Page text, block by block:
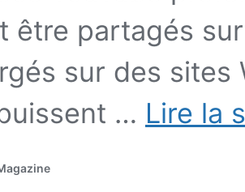
être partagés
sur des sites
… Lire la